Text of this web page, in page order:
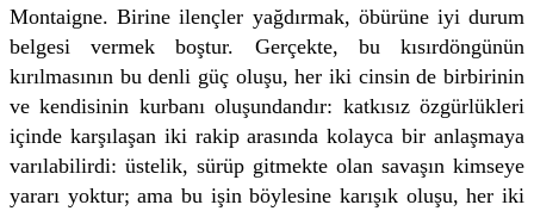
Montaigne. Birine ilençler yağdırmak, öbürüne iyi durum
belgesi vermek boştur. Gerçekte, bu kısırdöngünün
kırılmasının bu denli güç oluşu, her iki cinsin de birbirinin
ve kendisinin kurbanı oluşundandır: katkısız özgürlükleri
içinde karşılaşan iki rakip arasında kolayca bir anlaşmaya
varılabilirdi: üstelik, sürüp gitmekte olan savaşın kimseye
yararı yoktur; ama bu işin böylesine karışık oluşu, her iki